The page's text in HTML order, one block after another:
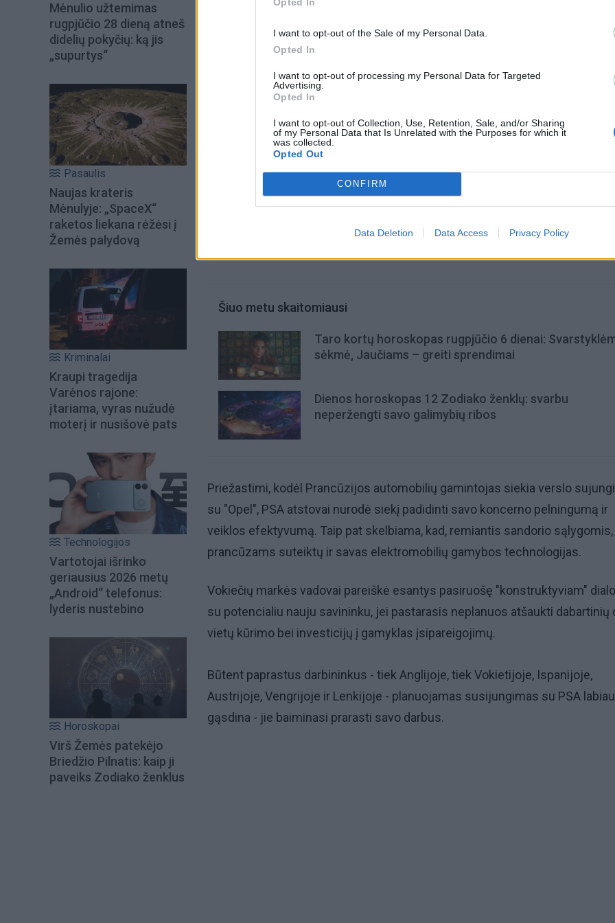
I want to opt-out of the Sale of my Personal Data.
Opted In
I want to opt-out of processing my Personal Data for Targeted
Advertising.
Opted In
I want to opt-out of Collection, Use, Retention, Sale, and/or Sharing
of my Personal Data that Is Unrelated with the Purposes for which it
was collected.
Opted Out
CONFIRM
Data Deletion Data Access Privacy Policy
Mėnulio užtemimas
rugpjūčio 28 dieną atneš
didelių pokyčių: ką jis
„supurtys“
Pasaulis
Naujas krateris
Mėnulyje: „SpaceX“
raketos liekana rėžėsi į
Žemės palydovą
Kriminalai
Kraupi tragedija
Varėnos rajone:
įtariama, vyras nužudė
moterį ir nusišovė pats
Technologijos
Vartotojai išrinko
geriausius 2026 metų
„Android“ telefonus:
lyderis nustebino
Horoskopai
Virš Žemės patekėjo
Briedžio Pilnatis: kaip ji
paveiks Zodiako ženklus
didžiausia automobilių gamintoja Europoje po "Volkswagen". Preliminari
vertė - 2 mlrd. eurų. PSA sumokėtų amerikiečiams pusę šios sumos,
Šiuo metu skaitomiausi
Taro kortų horoskopas rugpjūčio 6 dienai:
sėkmė, Jaučiams – greiti sprendimai
Dienos horoskopas 12 Zodiako ženklų: svarbu
neperžengti savo galimybių ribos
Priežastimi, kodėl Prancūzijos automobilių gamintojas siekia verslo
su "Opel", PSA atstovai nurodė siekį padidinti savo koncerno pelningumą ir
veiklos efektyvumą. Taip pat skelbiama, kad, remiantis sandorio sąlygomis,
prancūzams suteiktų ir savas elektromobilių gamybos technologijas.
Vokiečių markės vadovai pareiškė esantys pasiruošę "konstruktyviam"
su potencialiu nauju savininku, jei pastarasis neplanuos atšaukti dabartinių
vietų kūrimo bei investicijų į gamyklas įsipareigojimų.
Būtent paprastus darbininkus - tiek Anglijoje, tiek Vokietijoje, Ispanijoje,
Austrijoje, Vengrijoje ir Lenkijoje - planuojamas susijungimas su PSA
gąsdina - jie baiminasi prarasti savo darbus.